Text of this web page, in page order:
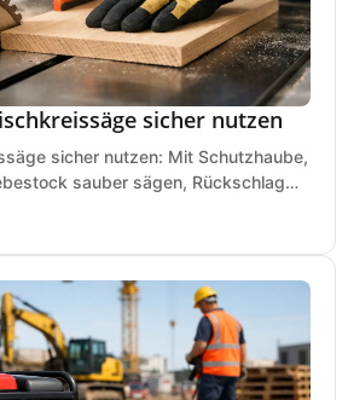
sicher nutzen
sicher nutzen: Mit Schutzhaube,
sauber sägen, Rückschlag